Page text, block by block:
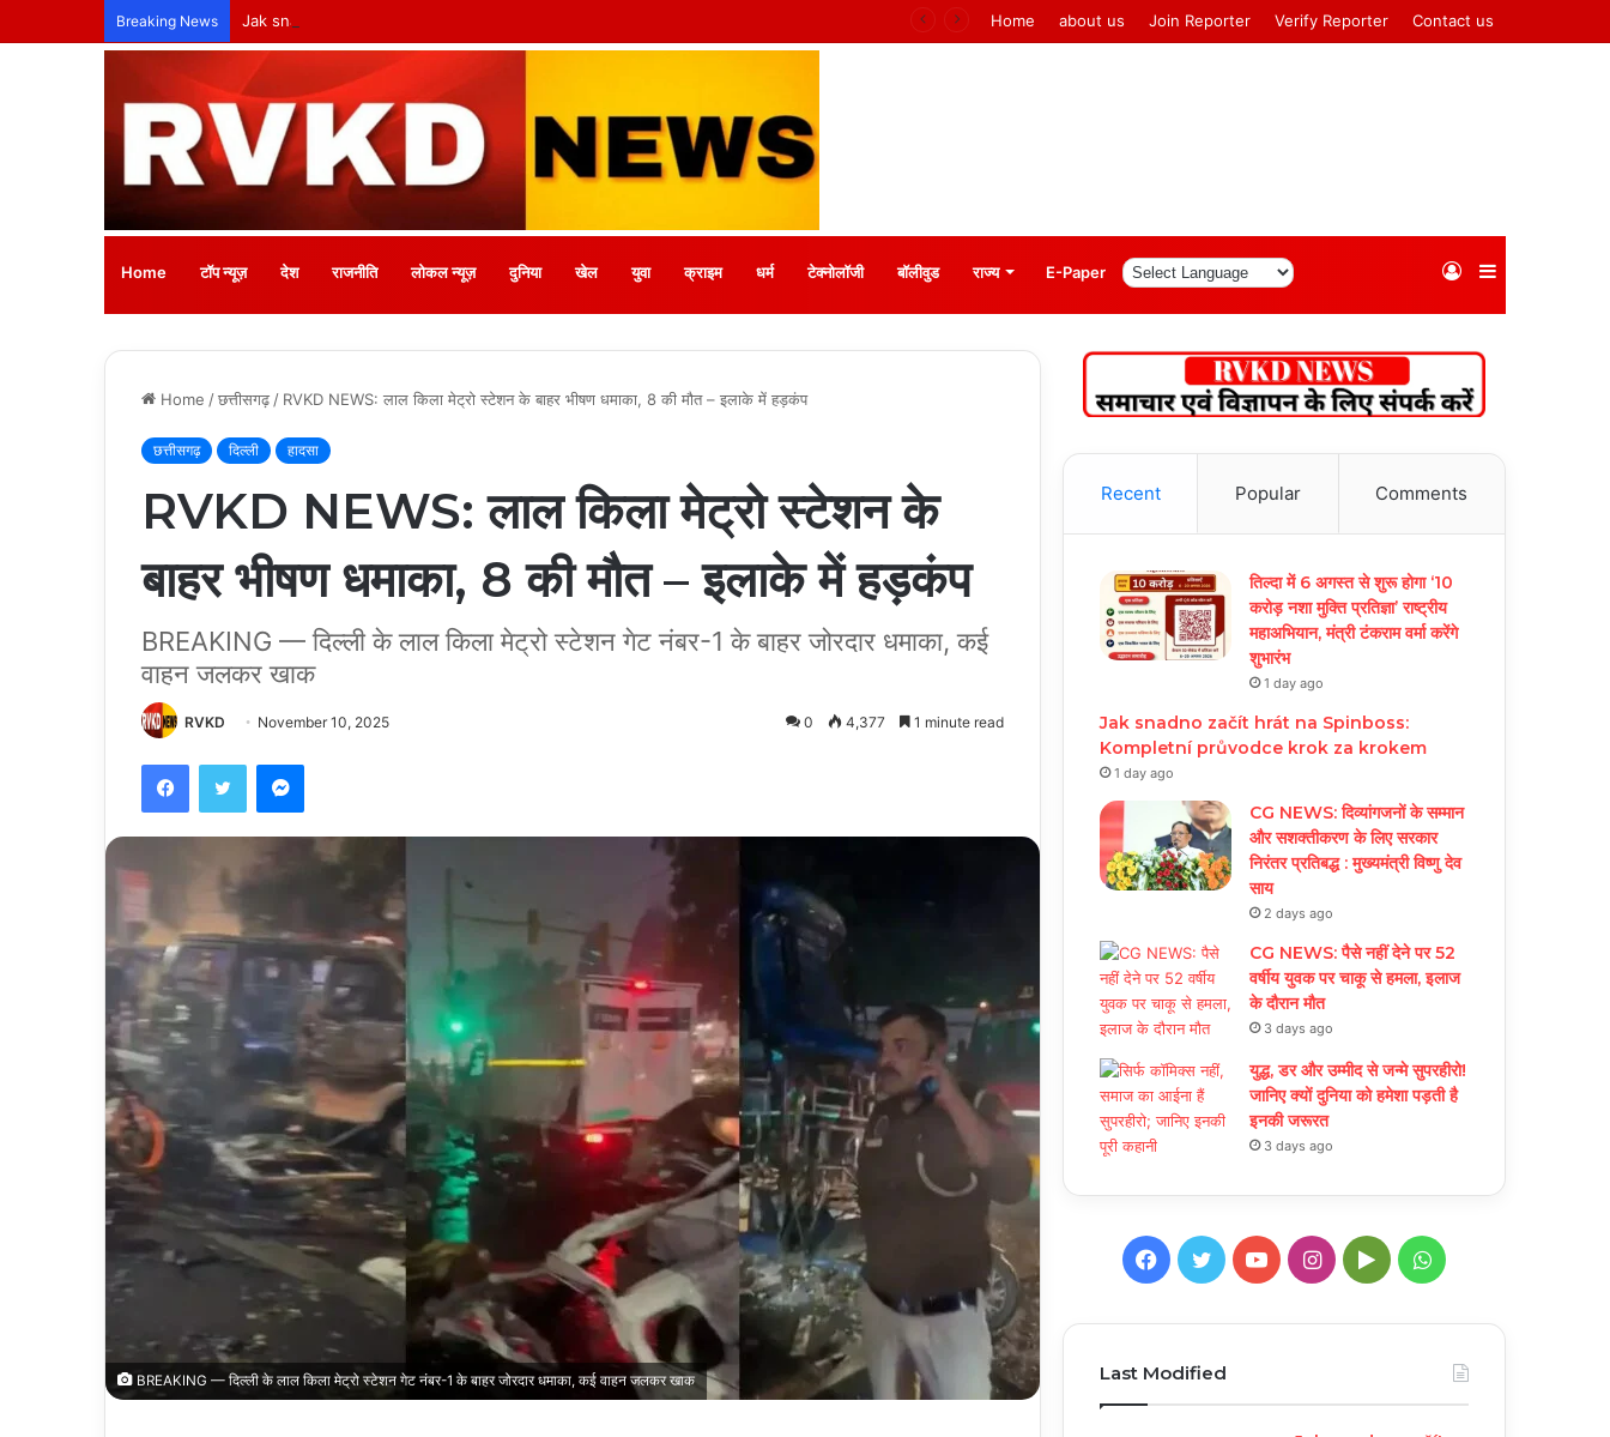
Breaking News Jak snadno začít hrát na Spinboss: Kompletní průvodce krok za krokem Home about us Join Reporter Verify Reporter Contact us
Home टॉप न्यूज़ देश राजनीति लोकल न्यूज़ दुनिया खेल युवा क्राइम धर्म टेक्नोलॉजी बॉलीवुड राज्य E-Paper Sidebar
Log
Home /छत्तीसगढ़ / RVKD NEWS: लाल किला मेट्रो स्टेशन के बाहर भीषण धमाका, 8 की मौत – इलाके में हड़कंप
छत्तीसगढ़ दिल्ली हादसा
RVKD NEWS: लाल किला मेट्रो स्टेशन के
बाहर भीषण धमाका, 8 की मौत – इलाके में हड़कंप
BREAKING — दिल्ली के लाल किला मेट्रो स्टेशन गेट नंबर-1 के बाहर जोरदार धमाका, कई
वाहन जलकर खाक
RVKD November 10, 2025 0 4,377 1 minute read
FacebookTwitter Messenger
BREAKING — दिल्ली के लाल किला मेट्रो स्टेशन गेट नंबर-1 के बाहर जोरदार धमाका, कई वाहन जलकर खाक
Recent Popular Comments
तिल्दा में 6 अगस्त से शुरू होगा ‘10
करोड़ नशा मुक्ति प्रतिज्ञा’ राष्ट्रीय
महाअभियान, मंत्री टंकराम वर्मा करेंगे
शुभारंभ
1 day ago
Jak snadno začít hrát na Spinboss:
Kompletní průvodce krok za krokem
1 day ago
CG NEWS: दिव्यांगजनों के सम्मान
और सशक्तीकरण के लिए सरकार
निरंतर प्रतिबद्ध : मुख्यमंत्री विष्णु देव
साय
2 days ago
CG NEWS: पैसे नहीं देने पर 52
वर्षीय युवक पर चाकू से हमला, इलाज
के दौरान मौत
3 days ago
युद्ध, डर और उम्मीद से जन्मे सुपरहीरो!
जानिए क्यों दुनिया को हमेशा पड़ती है
इनकी जरूरत
3 days ago
Facebook
TwitterYouTubeInstagram
GoogleWhatsApp
Last Modified